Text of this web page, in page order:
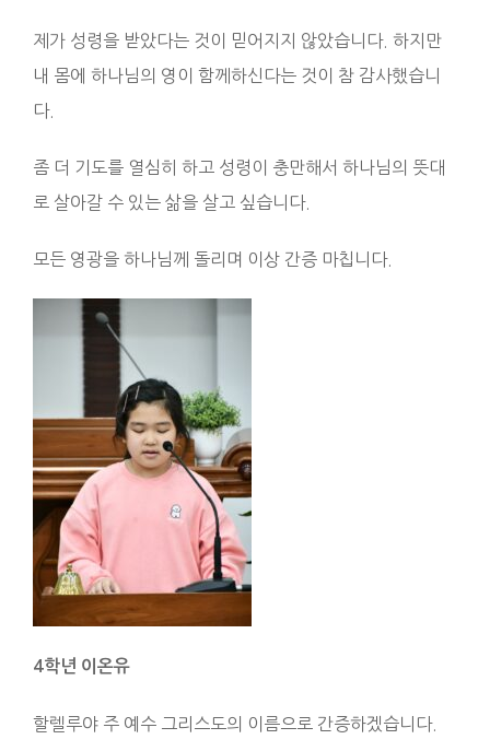
제가 성령을 받았다는 것이 믿어지지 않았습니다. 하지만
내 몸에 하나님의 영이 함께하신다는 것이 참 감사했습니
다.
좀 더 기도를 열심히 하고 성령이 충만해서 하나님의 뜻대
로 살아갈 수 있는 삶을 살고 싶습니다.
모든 영광을 하나님께 돌리며 이상 간증 마칩니다.
4학년 이온유
할렐루야 주 예수 그리스도의 이름으로 간증하겠습니다.